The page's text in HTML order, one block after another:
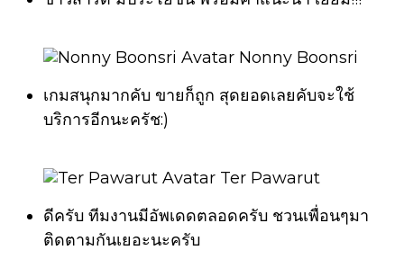
Nonny Boonsri
เกมสนุกมากคับ ขายก็ถูก สุดยอดเลยคับจะใช้
บริการอีกนะครัช:)
Ter Pawarut
ดีครับ ทีมงานมีอัพเดดตลอดครับ ชวนเพื่อนๆมา
ติดตามกันเยอะนะครับ